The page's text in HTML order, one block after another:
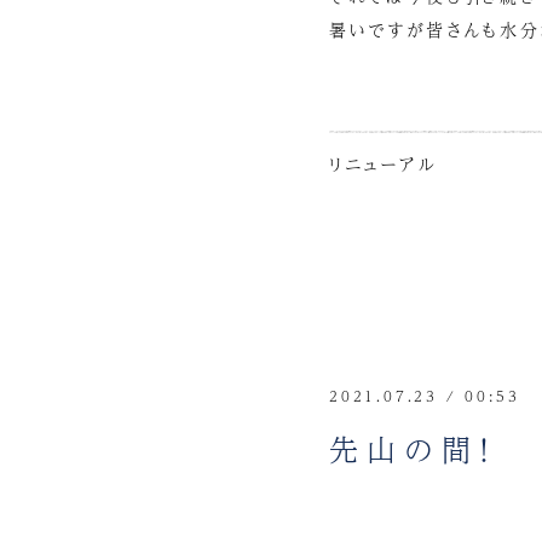
暑いですが皆さんも水
リニューアル
2021.07.23 / 00:53
先山の間！